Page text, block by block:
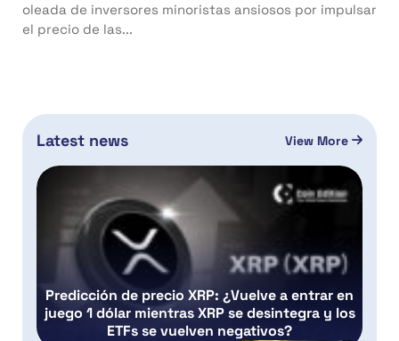
oleada de inversores minoristas ansiosos por impulsar
el precio de las...
Latest news View More
Predicción de precio XRP: ¿Vuelve a entrar en
juego 1 dólar mientras XRP se desintegra y los
ETFs se vuelven negativos?